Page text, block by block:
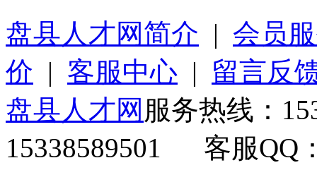
盘县人才网简介 | 会员
价 | 客服中心 | 留言反
盘县人才网 服务热线：
15338589501 客服QQ